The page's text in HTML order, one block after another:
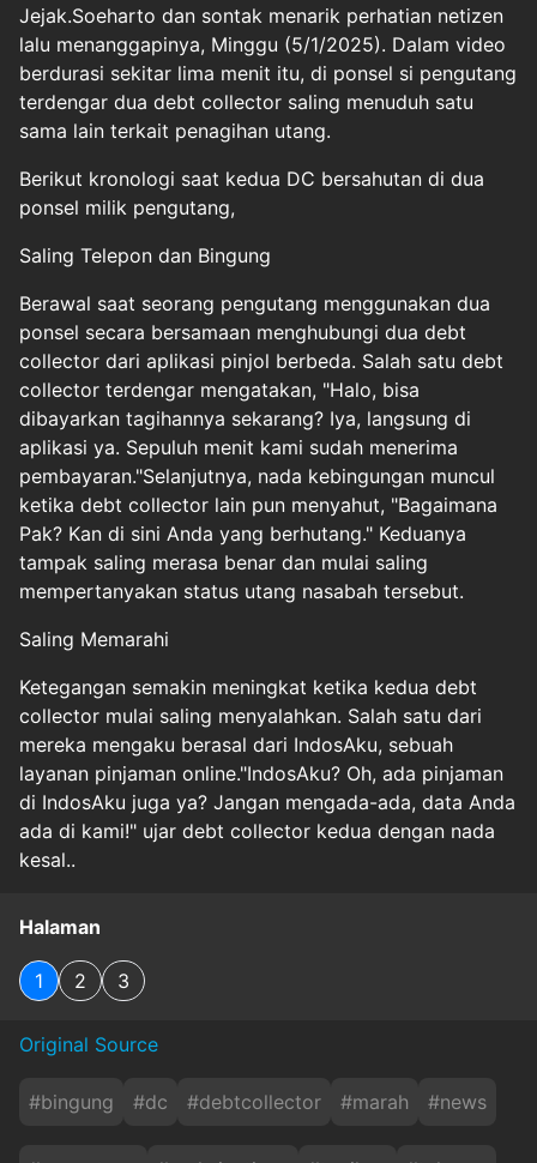
Jejak.Soeharto dan sontak menarik perhatian netizen
lalu menanggapinya, Minggu (5/1/2025). Dalam video
berdurasi sekitar lima menit itu, di ponsel si pengutang
terdengar dua debt collector saling menuduh satu
sama lain terkait penagihan utang.
Berikut kronologi saat kedua DC bersahutan di dua
ponsel milik pengutang,
Saling Telepon dan Bingung
Berawal saat seorang pengutang menggunakan dua
ponsel secara bersamaan menghubungi dua debt
collector dari aplikasi pinjol berbeda. Salah satu debt
collector terdengar mengatakan, "Halo, bisa
dibayarkan tagihannya sekarang? Iya, langsung di
aplikasi ya. Sepuluh menit kami sudah menerima
pembayaran."Selanjutnya, nada kebingungan muncul
ketika debt collector lain pun menyahut, "Bagaimana
Pak? Kan di sini Anda yang berhutang." Keduanya
tampak saling merasa benar dan mulai saling
mempertanyakan status utang nasabah tersebut.
Saling Memarahi
Ketegangan semakin meningkat ketika kedua debt
collector mulai saling menyalahkan. Salah satu dari
mereka mengaku berasal dari IndosAku, sebuah
layanan pinjaman online."IndosAku? Oh, ada pinjaman
di IndosAku juga ya? Jangan mengada-ada, data Anda
ada di kami!" ujar debt collector kedua dengan nada
kesal..
Halaman
1 2 3
Original Source
#bingung #dc #debtcollector #marah #news